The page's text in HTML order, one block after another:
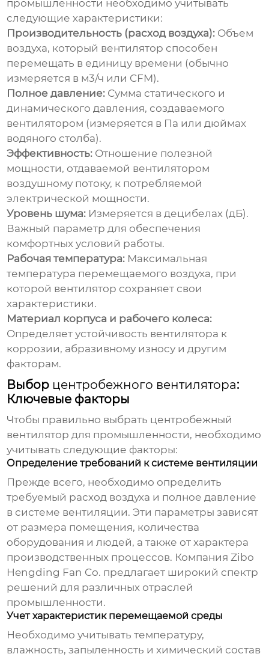
промышленности необходимо учитывать
следующие характеристики:
Производительность (расход воздуха): Объем
воздуха, который вентилятор способен
перемещать в единицу времени (обычно
измеряется в м3/ч или CFM).
Полное давление: Сумма статического и
динамического давления, создаваемого
вентилятором (измеряется в Па или дюймах
водяного столба).
Эффективность: Отношение полезной
мощности, отдаваемой вентилятором
воздушному потоку, к потребляемой
электрической мощности.
Уровень шума: Измеряется в децибелах (дБ).
Важный параметр для обеспечения
комфортных условий работы.
Рабочая температура: Максимальная
температура перемещаемого воздуха, при
которой вентилятор сохраняет свои
характеристики.
Материал корпуса и рабочего колеса:
Определяет устойчивость вентилятора к
коррозии, абразивному износу и другим
факторам.
Выбор центробежного вентилятора:
Ключевые факторы
Чтобы правильно выбрать центробежный
вентилятор для промышленности, необходимо
учитывать следующие факторы:
Определение требований к системе вентиляции
Прежде всего, необходимо определить
требуемый расход воздуха и полное давление
в системе вентиляции. Эти параметры зависят
от размера помещения, количества
оборудования и людей, а также от характера
производственных процессов. КомпанияZibo
Hengding Fan Co. предлагает широкий спектр
решений для различных отраслей
промышленности.
Учет характеристик перемещаемой среды
Необходимо учитывать температуру,
влажность, запыленность и химический состав